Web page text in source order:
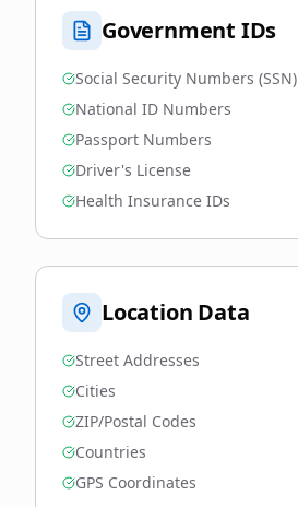
Government IDs
Social Security Numbers (SSN)
National ID Numbers
Passport Numbers
Driver's License
Health Insurance IDs
Location Data
Street Addresses
Cities
ZIP/Postal Codes
Countries
GPS Coordinates